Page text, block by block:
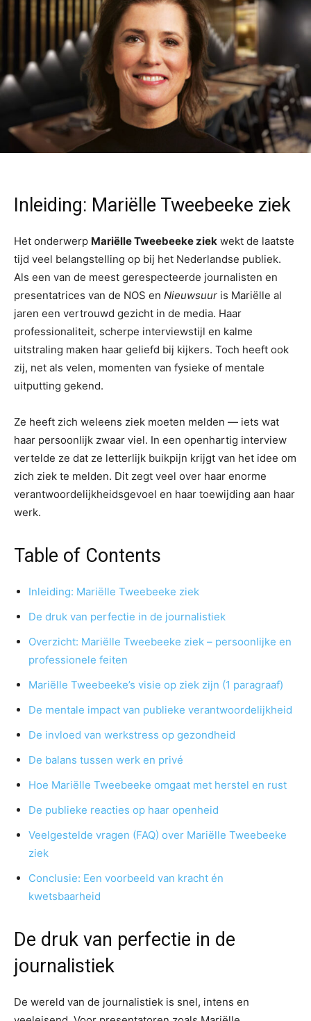
Inleiding: Mariëlle Tweebeeke ziek
Het onderwerp Mariëlle Tweebeeke ziek wekt de laatste
tijd veel belangstelling op bij het Nederlandse publiek.
Als een van de meest gerespecteerde journalisten en
presentatrices van de NOS en Nieuwsuur is Mariëlle al
jaren een vertrouwd gezicht in de media. Haar
professionaliteit, scherpe interviewstijl en kalme
uitstraling maken haar geliefd bij kijkers. Toch heeft ook
zij, net als velen, momenten van fysieke of mentale
uitputting gekend.
Ze heeft zich weleens ziek moeten melden — iets wat
haar persoonlijk zwaar viel. In een openhartig interview
vertelde ze dat ze letterlijk buikpijn krijgt van het idee om
zich ziek te melden. Dit zegt veel over haar enorme
verantwoordelijkheidsgevoel en haar toewijding aan haar
werk.
Table of Contents
Inleiding: Mariëlle Tweebeeke ziek
De druk van perfectie in de journalistiek
Overzicht: Mariëlle Tweebeeke ziek – persoonlijke en
professionele feiten
Mariëlle Tweebeeke’s visie op ziek zijn (1 paragraaf)
De mentale impact van publieke verantwoordelijkheid
De invloed van werkstress op gezondheid
De balans tussen werk en privé
Hoe Mariëlle Tweebeeke omgaat met herstel en rust
De publieke reacties op haar openheid
Veelgestelde vragen (FAQ) over Mariëlle Tweebeeke
ziek
Conclusie: Een voorbeeld van kracht én
kwetsbaarheid
De druk van perfectie in de
journalistiek
De wereld van de journalistiek is snel, intens en